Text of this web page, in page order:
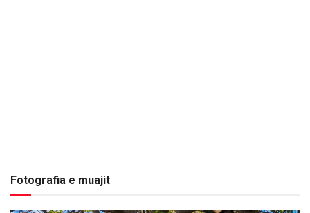
Fotografia e muajit